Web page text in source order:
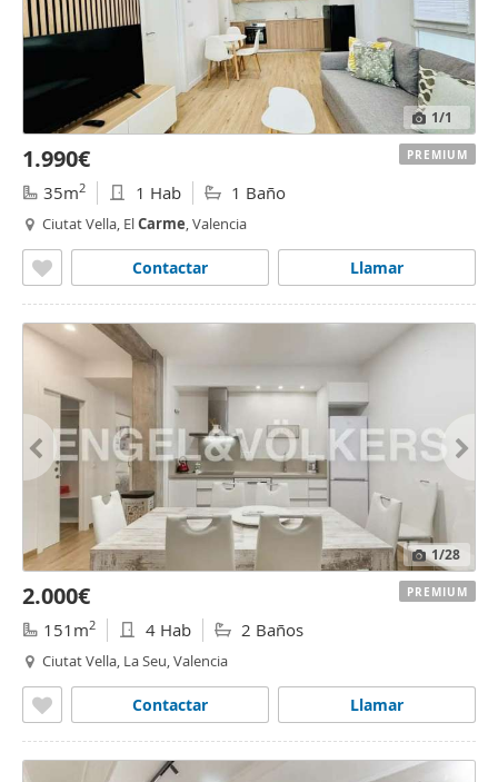
1/1
1.990€
35m2 1 Hab 1 Baño
Ciutat Vella, ElCarme, Valencia
Llamar
Contactar
PREMIUM
1/28
2.000€
151m2 4 Hab 2 Baños
Ciutat Vella, La Seu, Valencia
Llamar
Contactar
PREMIUM